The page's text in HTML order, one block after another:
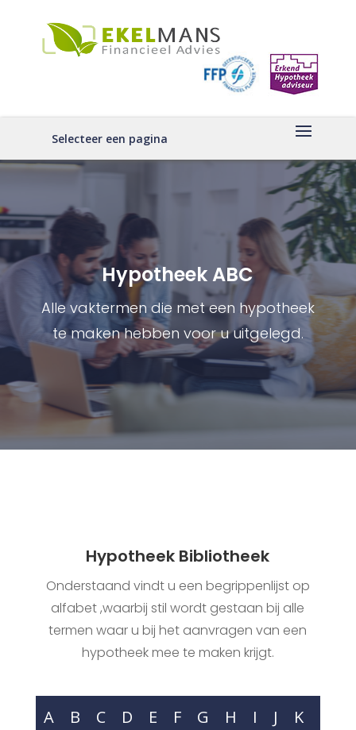
Selecteer een pagina
Hypotheek ABC
Alle vaktermen die met een hypotheek
te maken hebben voor u uitgelegd.
Hypotheek Bibliotheek
Onderstaand vindt u een begrippenlijst op
alfabet ,waarbij stil wordt gestaan bij alle
termen waar u bij het aanvragen van een
hypotheek mee te maken krijgt.
A B C D E F G H I J
K